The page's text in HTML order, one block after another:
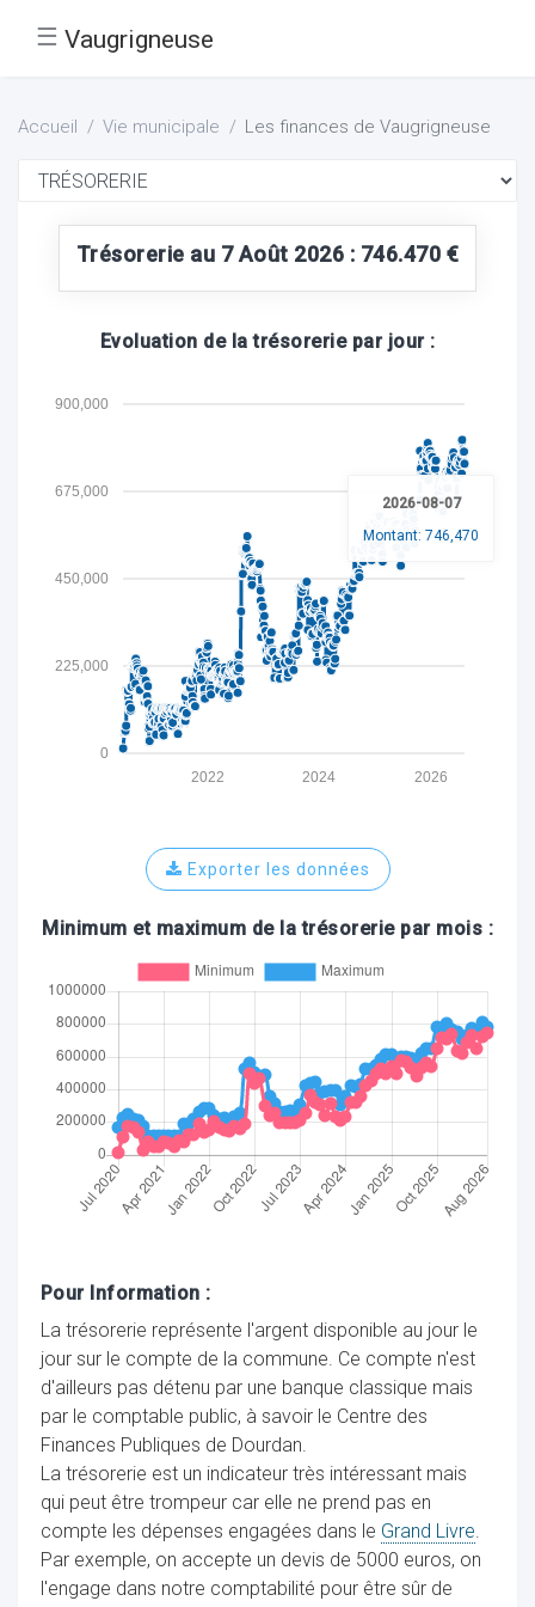
☰ Vaugrigneuse
Accueil Vie municipale Les finances de Vaugrigneuse
Trésorerie au 7 Août 2026 : 746.470 €
Evoluation de la trésorerie par jour :
0
225,000
450,000
675,000
900,000
2026
2024
2022
2026-08-07
Montant: 746,470
Exporter les données
Minimum et maximum de la trésorerie par mois :
Pour Information :
La trésorerie représente l'argent disponible au jour le
jour sur le compte de la commune. Ce compte n'est
d'ailleurs pas détenu par une banque classique mais
par le comptable public, à savoir le Centre des
Finances Publiques de Dourdan.
La trésorerie est un indicateur très intéressant mais
qui peut être trompeur car elle ne prend pas en
compte les dépenses engagées dans le Grand Livre.
Par exemple, on accepte un devis de 5000 euros, on
l'engage dans notre comptabilité pour être sûr de